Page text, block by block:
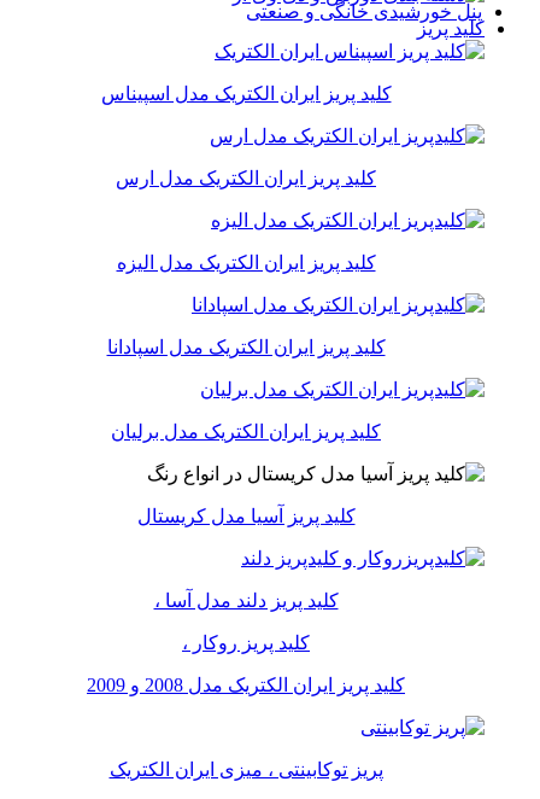
پنل خورشیدی خانگی و صنعتی
کلید پریز
کلید پریز ایران الکتریک مدل اسپیناس
کلید پریز ایران الکتریک مدل ارس
کلید پریز ایران الکتریک مدل الیزه
کلید پریز ایران الکتریک مدل اسپادانا
کلید پریز ایران الکتریک مدل برلیان
کلید پریز آسیا مدل کریستال
کلید پریز دلند مدل آسا ،
کلید پریز روکار ،
کلید پریز ایران الکتریک مدل 2008 و 2009
پریز توکابینتی ، میزی ایران الکتریک